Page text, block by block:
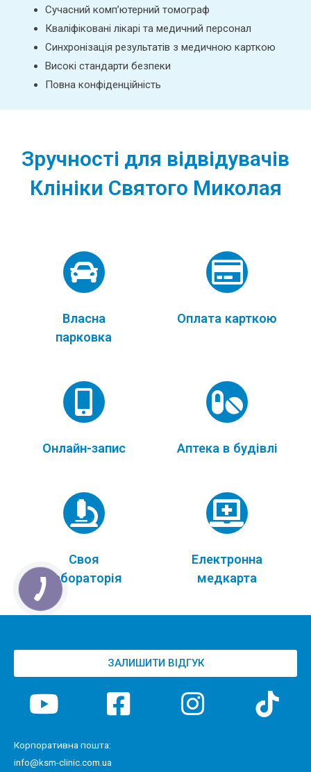
Сучасний комп’ютерний томограф
Кваліфіковані лікарі та медичний персонал
Синхронізація результатів з медичною карткою
Високі стандарти безпеки
Повна конфіденційність
Зручності для відвідувачів
Клініки Святого Миколая
Власна
парковка
Оплата карткою
Онлайн-запис Аптека в будівлі
Своя
лабораторія
Електронна
медкарта
ЗАЛИШИТИ ВІДГУК
Корпоративна пошта:
info@ksm-clinic.com.ua